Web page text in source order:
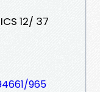
12/ 37
965